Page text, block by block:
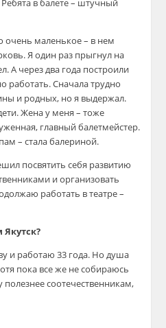
в балете – штучный
очень маленькое – в нем
Я один раз прыгнул на
А через два года построили
работать. Сначала трудно
и родных, но я выдержал.
Жена у меня – тоже
главный балетмейстер.
– стала балериной.
посвятить себя развитию
и организовать
работать в театре –
и работаю 33 года. Но душа
пока все же не собираюсь
соотечественникам,